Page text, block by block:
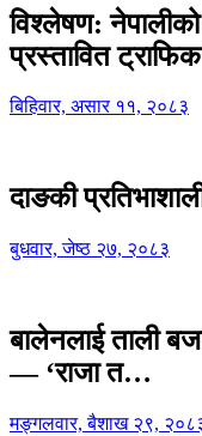
विश्लेषण:
प्रस्तावित
बिहिवार, असार ११, २०८३
दाङकी
बुधवार, जेष्ठ २७, २०८३
बालेनलाई ताली
— ‘राजा त…
मङ्गलवार, बैशाख २९,